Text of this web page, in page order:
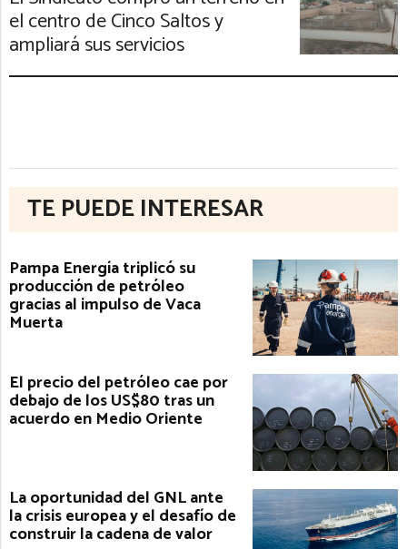
el centro de Cinco Saltos y
ampliará sus servicios
TE PUEDE INTERESAR
Pampa Energía triplicó su
producción de petróleo
gracias al impulso de Vaca
Muerta
El precio del petróleo cae por
debajo de los US$80 tras un
acuerdo en Medio Oriente
La oportunidad del GNL ante
la crisis europea y el desafío de
construir la cadena de valor